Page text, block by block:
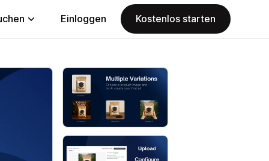
Einloggen Kostenlos starten